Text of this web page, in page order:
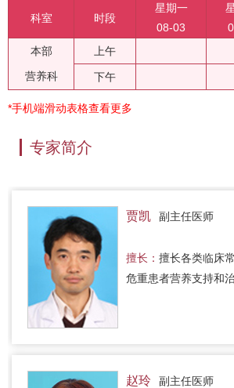
科室 时段
星期一
08-03
本部
营养科
上午
下午
*手机端滑动表格查看更多
专家简介
贾凯 副主任医师
擅长： 擅长各类临床
危重患者营养支持和治
赵玲 副主任医师